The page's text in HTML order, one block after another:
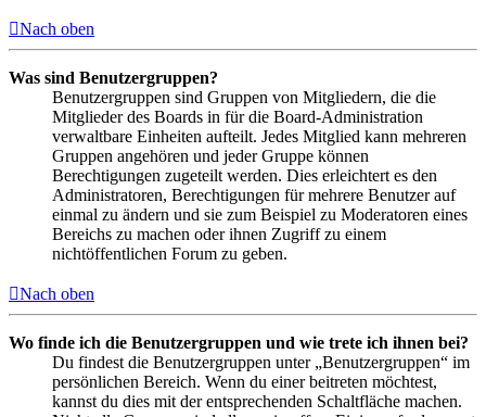
Nach oben
Was sind Benutzergruppen?
Benutzergruppen sind Gruppen von Mitgliedern, die die
Mitglieder des Boards in für die Board-Administration
verwaltbare Einheiten aufteilt. Jedes Mitglied kann mehreren
Gruppen angehören und jeder Gruppe können
Berechtigungen zugeteilt werden. Dies erleichtert es den
Administratoren, Berechtigungen für mehrere Benutzer auf
einmal zu ändern und sie zum Beispiel zu Moderatoren eines
Bereichs zu machen oder ihnen Zugriff zu einem
nichtöffentlichen Forum zu geben.
Nach oben
Wo finde ich die Benutzergruppen und wie trete ich ihnen bei?
Du findest die Benutzergruppen unter „Benutzergruppen“ im
persönlichen Bereich. Wenn du einer beitreten möchtest,
kannst du dies mit der entsprechenden Schaltfläche machen.